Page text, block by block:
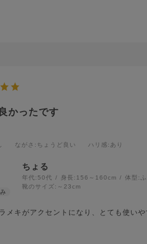
かったです
ながさ :ちょうど良い ハリ感:あり
ちょる
年代: 50代 身長: 156～160cm 体型:
靴のサイズ: ～23cm
メキがアクセントになり、とても使い